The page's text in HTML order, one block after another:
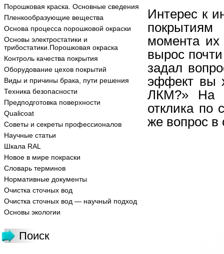
Порошковая краска. Основные сведения
Пленкообразующие вещества
Основа процесса порошковой окраски
Основы электростатики и
трибостатики.Порошковая окраска
Контроль качества покрытия
Оборудование цехов покрытий
Виды и причины брака, пути решения
Техника безопасности
Предподготовка поверхности
Qualicoat
Советы и секреты профессионалов
Научные статьи
Шкала RAL
Новое в мире покраски
Словарь терминов
Нормативные документы
Очистка сточных вод
Очистка сточных вод — научный подход
Основы экологии
Поиск
Интерес к
покрытиям
момента
вырос
задал
эффект вы
ЛКМ?» На
отклика по
же вопрос в